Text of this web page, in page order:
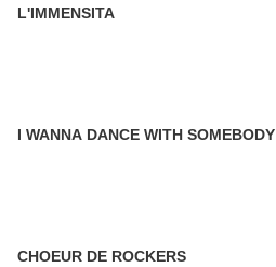
L'IMMENSITA
I WANNA DANCE WITH SOMEBODY
CHOEUR DE ROCKERS